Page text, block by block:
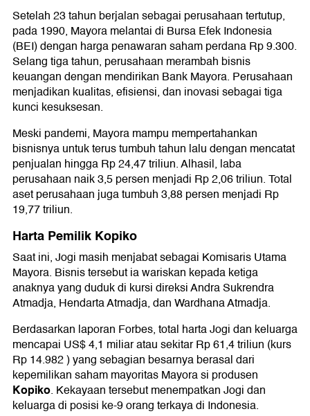
Setelah 23 tahun berjalan sebagai perusahaan tertutup,
pada 1990, Mayora melantai di Bursa Efek Indonesia
(BEI) dengan harga penawaran saham perdana Rp 9.300.
Selang tiga tahun, perusahaan merambah bisnis
keuangan dengan mendirikan Bank Mayora. Perusahaan
menjadikan kualitas, efisiensi, dan inovasi sebagai tiga
kunci kesuksesan.
Meski pandemi, Mayora mampu mempertahankan
bisnisnya untuk terus tumbuh tahun lalu dengan mencatat
penjualan hingga Rp 24,47 triliun. Alhasil, laba
perusahaan naik 3,5 persen menjadi Rp 2,06 triliun. Total
aset perusahaan juga tumbuh 3,88 persen menjadi Rp
19,77 triliun.
Harta Pemilik Kopiko
Saat ini, Jogi masih menjabat sebagai Komisaris Utama
Mayora. Bisnis tersebut ia wariskan kepada ketiga
anaknya yang duduk di kursi direksi Andra Sukrendra
Atmadja, Hendarta Atmadja, dan Wardhana Atmadja.
Berdasarkan laporan Forbes, total harta Jogi dan keluarga
mencapai US$ 4,1 miliar atau sekitar Rp 61,4 triliun (kurs
Rp 14.982 ) yang sebagian besarnya berasal dari
kepemilikan saham mayoritas Mayora si produsen
Kopiko. Kekayaan tersebut menempatkan Jogi dan
keluarga di posisi ke-9 orang terkaya di Indonesia.